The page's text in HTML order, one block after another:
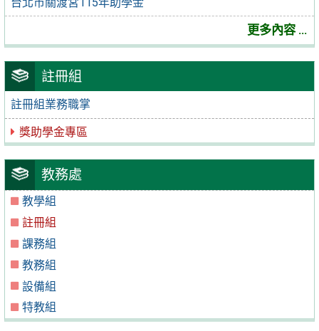
更多內容 ...
註冊組
註冊組業務職掌
獎助學金專區
教務處
教學組
註冊組
課務組
教務組
設備組
特教組